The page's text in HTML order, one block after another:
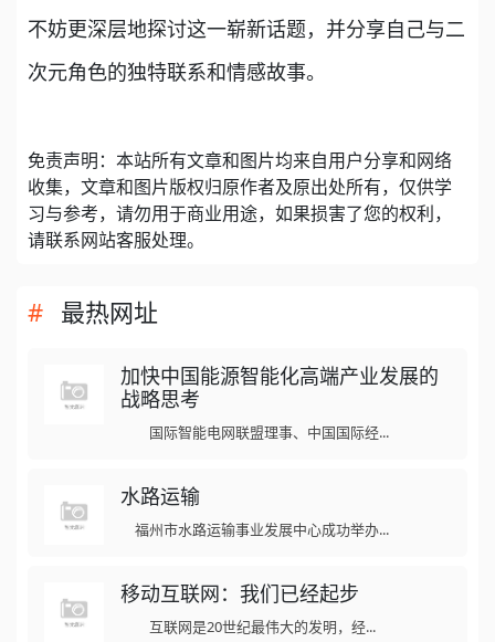
不妨更深层地探讨这一崭新话题，并分享自己与二
次元角色的独特联系和情感故事。
免责声明：本站所有文章和图片均来自用户分享和网络
收集，文章和图片版权归原作者及原出处所有，仅供学
习与参考，请勿用于商业用途，如果损害了您的权利，
请联系网站客服处理。
最热网址
加快中国能源智能化高端产业发展的
战略思考
国际智能电网联盟理事、中国国际经...
水路运输
福州市水路运输事业发展中心成功举办...
移动互联网：我们已经起步
互联网是20世纪最伟大的发明，经...